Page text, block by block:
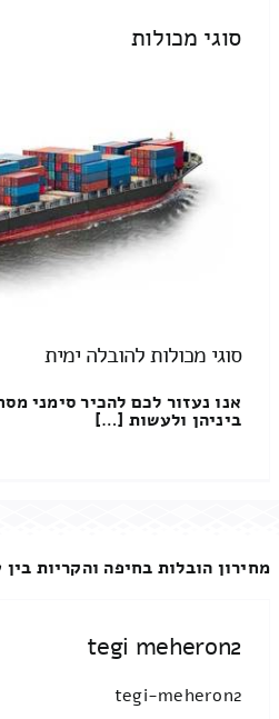
סוגי מכולות
סוגי מכולות להובלה ימית
אנו נעזור לכם להכיר סימני
ביניהן ולעשות […]
מחירון הובלות בחיפה והקריות בין
tegi meheron2
tegi-meheron2